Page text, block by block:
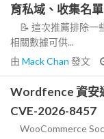
育私域、收集名
📝 這次推薦排除一
相關數據可供...
由 Mack Chan 發文
Wordfence 資安
CVE-2026-8457
WooCommerce